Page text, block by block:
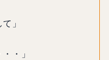
」
・」